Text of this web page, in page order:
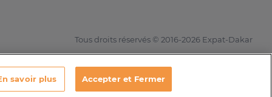
Tous droits réservés © 2016-2026 Expat-Dakar
savoir plus Accepter et Fermer